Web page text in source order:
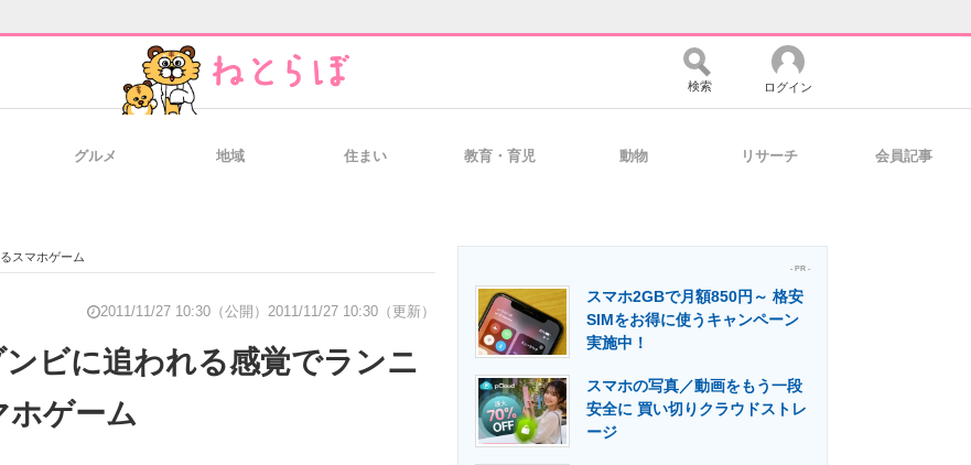
経営リーダーのコミュニティ マーケ×ITの今がよく分かる
総合サイト 製造業のIT導入・活用を支援
検索 ログイン
グルメ 地域 住まい 教育・育児 動物 リサーチ 会員記事
スマホゲーム
2011/11/27 10:30（公開） 2011/11/27 10:30（更新）
ビに追われる感覚でランニ
ホゲーム
- PR -
スマホ2GBで月額850円～ 格安
SIMをお得に使うキャンペーン
実施中！
スマホの写真／動画をもう一段
安全に 買い切りクラウドストレ
ージ